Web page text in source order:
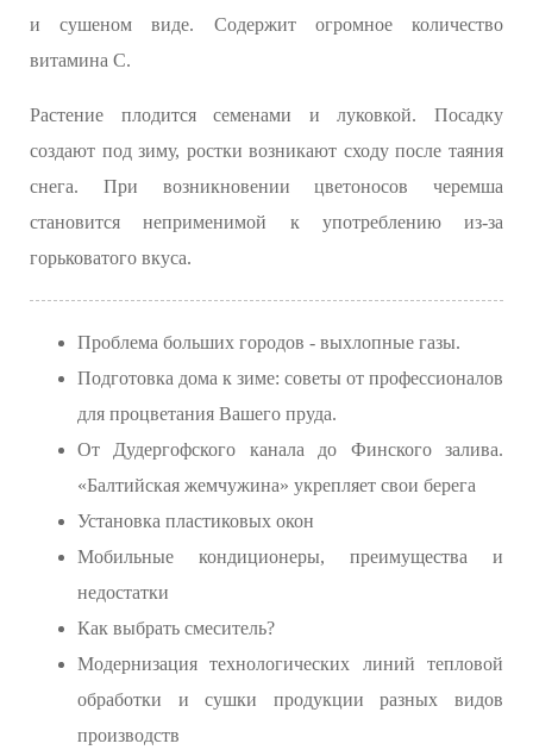
и сушеном виде. Содержит огромное количество
витамина С.
Растение плодится семенами и луковкой. Посадку
создают под зиму, ростки возникают сходу после таяния
снега. При возникновении цветоносов черемша
становится неприменимой к употреблению из-за
горьковатого вкуса.
Проблема больших городов - выхлопные газы.
Подготовка дома к зиме: советы от профессионалов
для процветания Вашего пруда.
От Дудергофского канала до Финского залива.
«Балтийская жемчужина» укрепляет свои берега
Установка пластиковых окон
Мобильные кондиционеры, преимущества и
недостатки
Как выбрать смеситель?
Модернизация технологических линий тепловой
обработки и сушки продукции разных видов
производств